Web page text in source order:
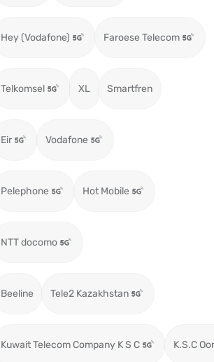
Hey (Vodafone) Faroese Telecom
Telkomsel XL Smartfren
Eir Vodafone
Pelephone Hot Mobile
NTT docomo
Beeline Tele2 Kazakhstan
Kuwait Telecom Company K S C K.S.C